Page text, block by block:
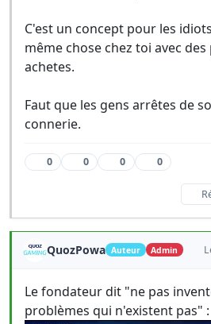
C'est un concept pour les
même chose chez toi avec
achetes.
Faut que les gens arrêtes de
connerie.
0 0 0 0
QuozPowa Auteur Admin
Le fondateur dit "ne pas
problèmes qui n'existent pas" :